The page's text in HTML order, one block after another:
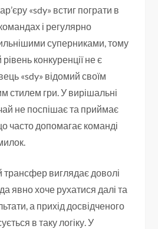
«sdy» встиг пограти в
і регулярно
суперниками, тому
конкуренції не є
«sdy» відомий своїм
стилем гри. У вирішальні
не поспішає та приймає
часто допомагає команді
виглядає доволі
явно хоче рухатися далі та
а прихід досвідченого
в таку логіку. У